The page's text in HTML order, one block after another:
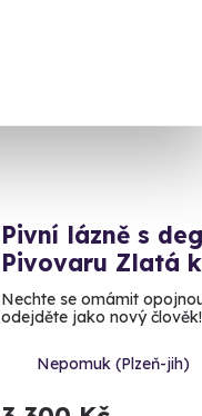
Pivní lázně s
Pivovaru Zlatá
Nechte se omámit
odejděte jako nový člověk!
Nepomuk (Plzeň-jih)